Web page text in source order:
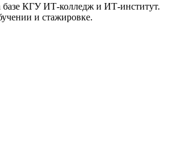
базе КГУ ИТ-колледж и ИТ-институт.
и стажировке.